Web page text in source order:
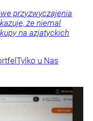
przyzwyczajenia
że niemal
na azjatyckich
Tylko u Nas